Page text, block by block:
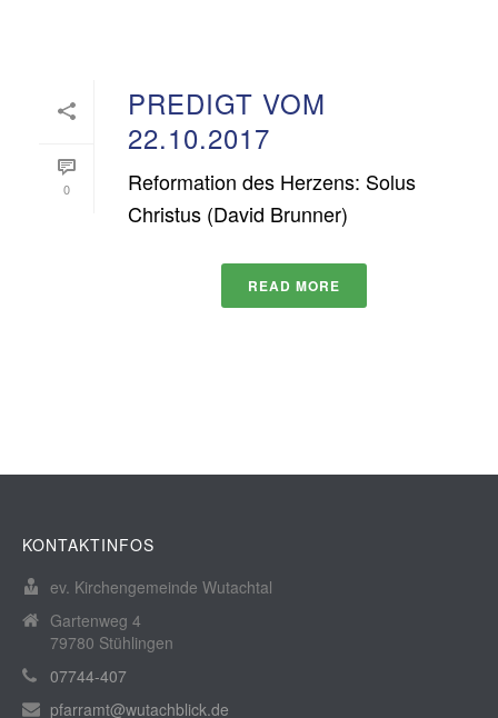
0
PREDIGT VOM
22.10.2017
Reformation des Herzens: Solus
Christus (David Brunner)
READ MORE
KONTAKTINFOS
ev. Kirchengemeinde Wutachtal
Gartenweg 4
79780 Stühlingen
07744-407
pfarramt@wutachblick.de